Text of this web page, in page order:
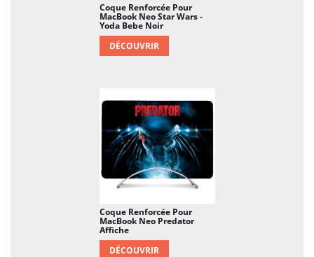
Coque Renforcée Pour
MacBook Neo Star Wars -
Yoda Bebe Noir
DÉCOUVRIR
Coque Renforcée Pour
MacBook Neo Predator
Affiche
DÉCOUVRIR